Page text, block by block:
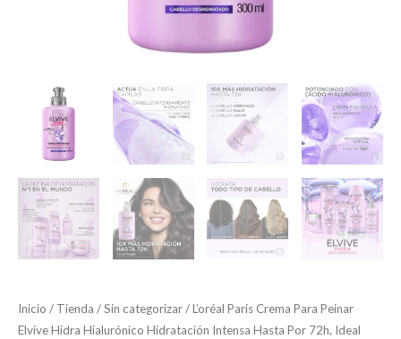
Inicio / Tienda /Sin categorizar/ L’oréal Paris Crema Para Peinar
Elvive Hidra Hialurónico Hidratación Intensa Hasta Por 72h, Ideal
Deshidratado
cantidad